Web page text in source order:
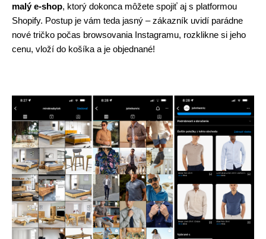
malý e-shop, ktorý dokonca môžete spojiť aj s platformou
Shopify. Postup je vám teda jasný – zákazník uvidí parádne
nové tričko počas browsovania Instagramu, rozklikne si jeho
cenu, vloží do košíka a je objednané!